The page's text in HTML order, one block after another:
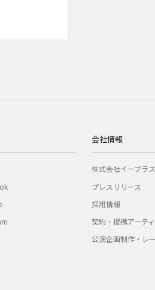
会社情報
株式会社イープラス
プレスリリース
採用情報
契約・提携アーテ
公演企画制作・レ